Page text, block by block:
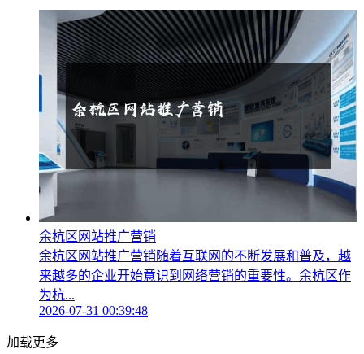
余杭区网站推广营销
余杭区网站推广营销随着互联网的不断发展和普及，越
来越多的企业开始意识到网络营销的重要性。余杭区作
为杭...
2026-07-31 00:39:48
加载更多